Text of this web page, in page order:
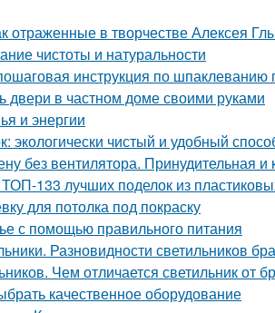
отраженные в творчестве Алексея
чистоты и натуральности
инструкция по шпаклеванию
двери в частном доме своими руками
и энергии
чистый и удобный
без вентилятора. Принудительная
133 лучших поделок из
для потолка под покраску
с помощью правильного питания
Разновидности светильников бра
Чем отличается светильник от
качественное оборудование